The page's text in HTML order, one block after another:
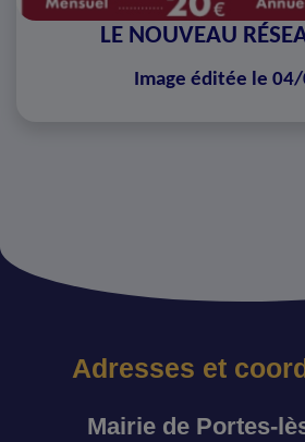
LE NOUVEAU
Image éditée le
Adresses et
Mairie de Portes-